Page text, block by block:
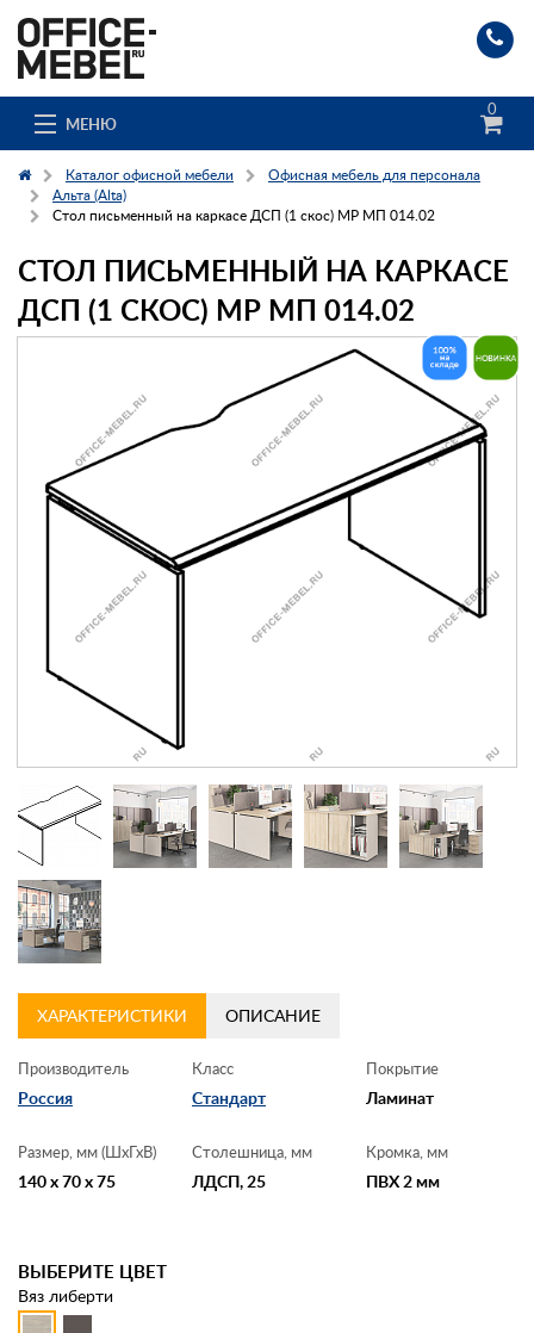
МЕНЮ
0
О компании
Гос. заказчикам
Клиенты
Заказ каталога
Заказать обратный звонок
Каталог офисной мебели
Офисная мебель для персонала
Альта (Alta)
Стол письменный на каркасе ДСП (1 скос) МР МП 014.02
СТОЛ ПИСЬМЕННЫЙ НА КАРКАСЕ
ДСП (1 СКОС) МР МП 014.02
ХАРАКТЕРИСТИКИ ОПИСАНИЕ
Производитель
Россия
Класс
Стандарт
Покрытие
Ламинат
Размер, мм (ШхГхВ)
140 x 70 x 75
Столешница, мм
ЛДСП, 25
Кромка, мм
ПВХ 2 мм
ВЫБЕРИТЕ ЦВЕТ
Вяз либерти